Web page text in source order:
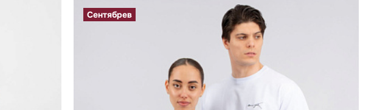
Сентябрев